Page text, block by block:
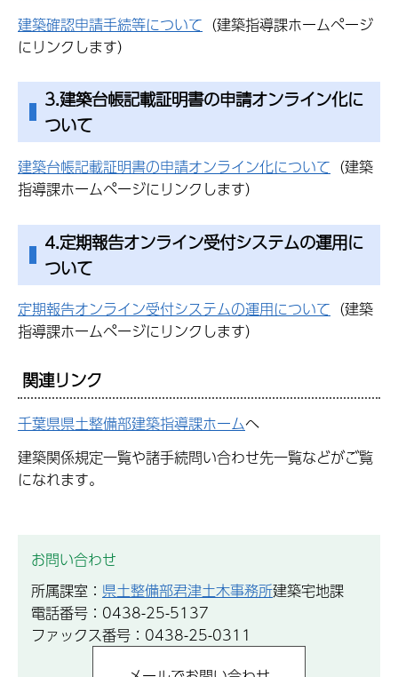
建築確認申請手続等について （建築指導課ホームページ
にリンクします）
3.建築台帳記載証明書の申請オンライン化に
ついて
建築台帳記載証明書の申請オンライン化について （建築
指導課ホームページにリンクします）
4.定期報告オンライン受付システムの運用に
ついて
定期報告オンライン受付システムの運用について （建築
指導課ホームページにリンクします）
関連リンク
千葉県県土整備部建築指導課ホームへ
建築関係規定一覧や諸手続問い合わせ先一覧などがご覧
になれます。
お問い合わせ
所属課室： 県土整備部君津土木事務所建築宅地課
電話番号：0438-25-5137
ファックス番号：0438-25-0311